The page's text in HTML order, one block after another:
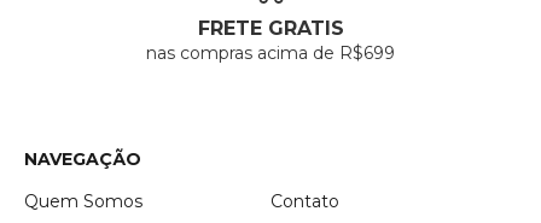
FRETE GRATIS
nas compras acima de R$699
NAVEGAÇÃO
Quem Somos
Contato